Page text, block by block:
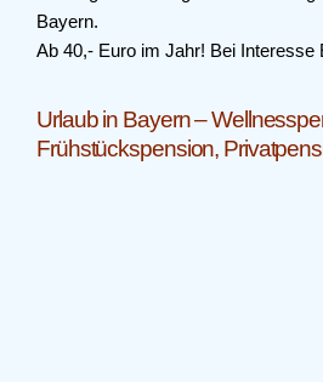
Bayern.
Ab 40,- Euro im Jahr! Bei Interesse
Urlaub in Bayern –
Frühstückspension,